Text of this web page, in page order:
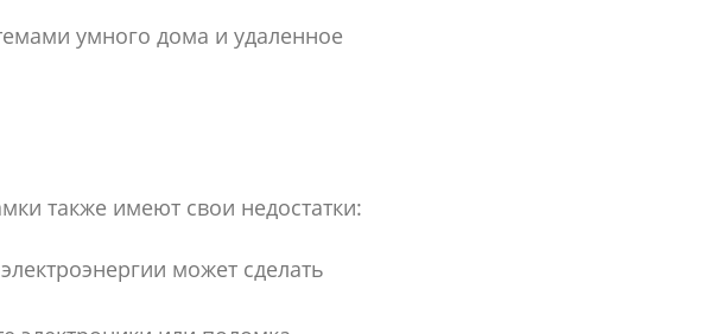
умного дома и удаленное
также имеют свои недостатки:
может сделать